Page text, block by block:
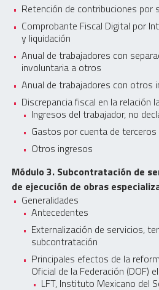
Retención de contribuciones por
Comprobante Fiscal Digital por
y liquidación
Anual de trabajadores con
involuntaria a otros
Anual de trabajadores con otros
Discrepancia fiscal en la relación
Ingresos del trabajador, no
Gastos por cuenta de terceros
Otros ingresos
Módulo 3. Subcontratación de
de ejecución de obras
Generalidades
Antecedentes
Externalización de servicios,
subcontratación
Principales efectos de la
Oficial de la Federación (DOF)
LFT, Instituto Mexicano del